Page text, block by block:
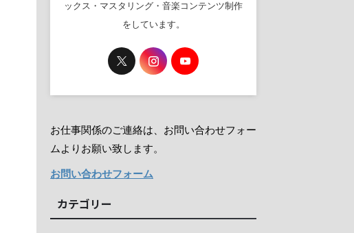
ックス・マスタリング・音楽コンテンツ制作
をしています。
お仕事関係のご連絡は、お問い合わせフォー
ムよりお願い致します。
お問い合わせフォーム
カテゴリー